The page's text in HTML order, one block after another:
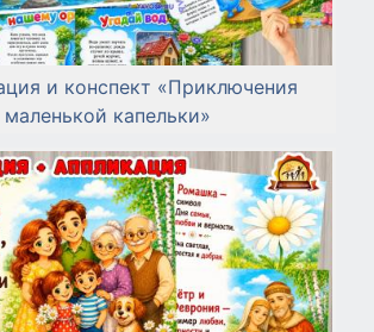
и конспект «Приключения
маленькой капельки»